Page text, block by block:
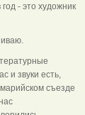
- это художник
и звуки есть,
съезде